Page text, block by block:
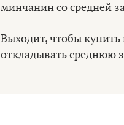
минчанин со средней
Выходит, чтобы
откладывать среднюю